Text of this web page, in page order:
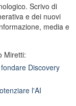
Scrivo di
e dei nuovi
media e
Miretti:
Discovery
l'AI